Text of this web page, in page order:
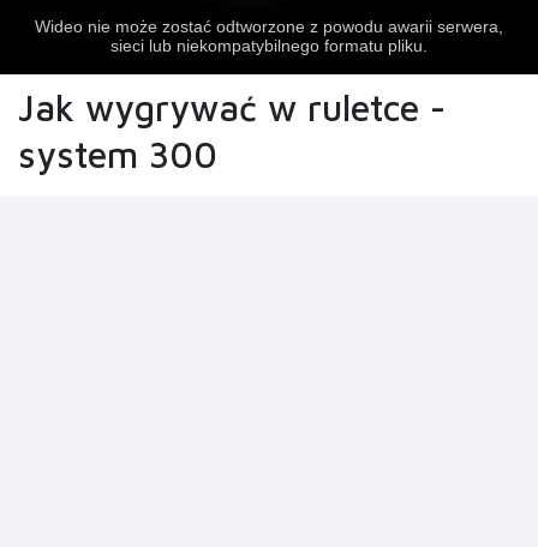
Jak wygrywać w ruletce -
system 300